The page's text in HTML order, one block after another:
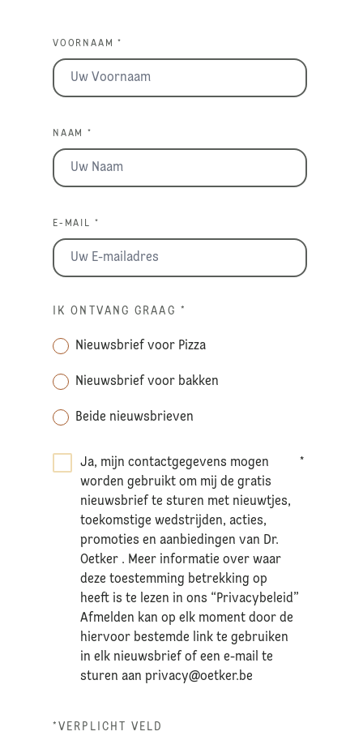
VOORNAAM *
NAAM *
E-MAIL *
IK ONTVANG GRAAG *
Nieuwsbrief voor Pizza
Nieuwsbrief voor bakken
Beide nieuwsbrieven
Ja, mijn contactgegevens mogen
worden gebruikt om mij de gratis
nieuwsbrief te sturen met nieuwtjes,
toekomstige wedstrijden, acties,
promoties en aanbiedingen van Dr.
Oetker . Meer informatie over waar
deze toestemming betrekking op
heeft is te lezen in ons “Privacybeleid”
Afmelden kan op elk moment door de
hiervoor bestemde link te gebruiken
in elk nieuwsbrief of een e-mail te
sturen aanprivacy@oetker.be
*
*VERPLICHT VELD